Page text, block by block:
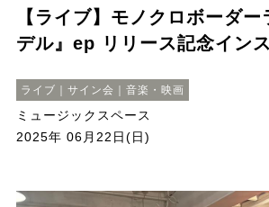
【ライブ】モノクロボーダー
デル』ep リリース記念イン
ライブ｜サイン会｜音楽・映画
ミュージックスペース
2025年 06月22日(日)